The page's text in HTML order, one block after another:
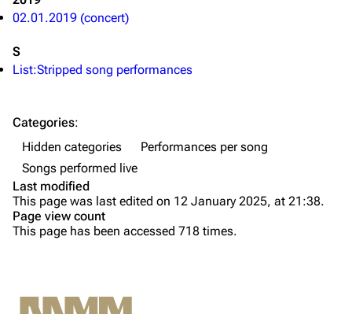
Till Lindemann
Discography
Tour dates
Merchandise
Discography
Members
02.01.2019 (concert)
S
List:Stripped song performances
Categories:
Hidden categories
Performances per song
Songs performed live
Last modified
This page was last edited on 12 January 2025, at 21:38.
Page view count
This page has been accessed 718 times.